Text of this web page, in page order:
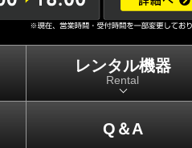
レンタル機器
Rental
Q＆A